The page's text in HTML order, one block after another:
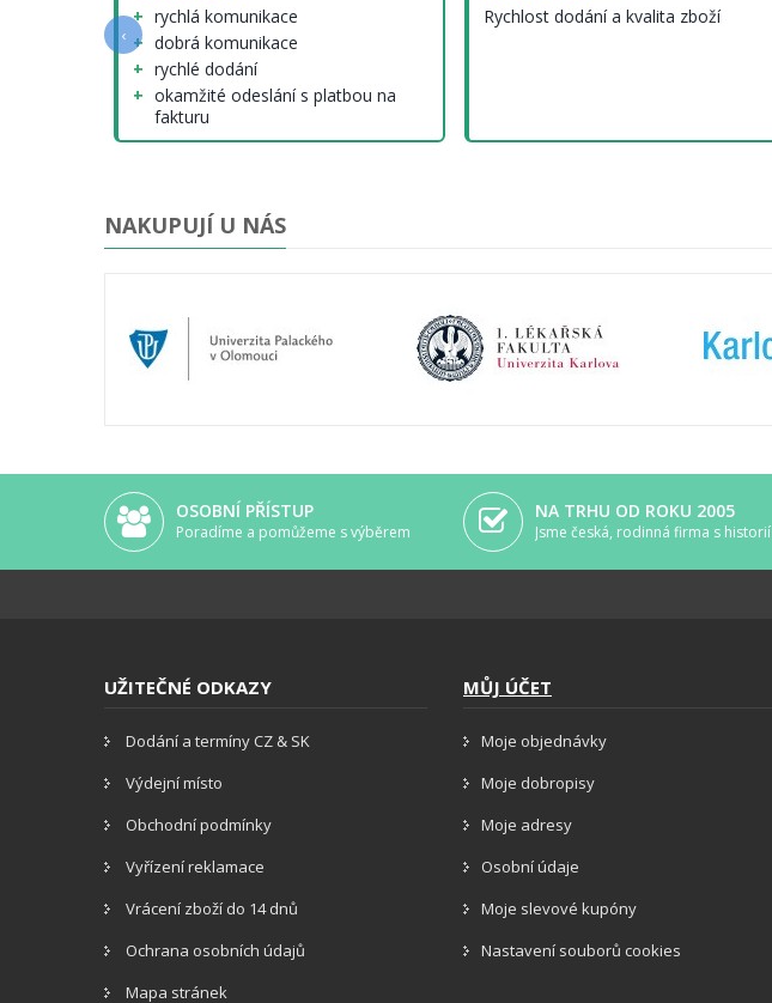
rychlá komunikace
dobrá komunikace
rychlé dodání
okamžité odeslání s platbou na
fakturu
nenalezl jsem (tedy krom cen
Rychlost dodání a kvalita zboží
‹
NAKUPUJÍ U NÁS
OSOBNÍ PŘÍSTUP
Poradíme a pomůžeme s výběrem
NA TRHU OD ROKU 2005
Jsme česká, rodinná firma s historií
UŽITEČNÉ ODKAZY
Dodání a termíny CZ & SK
Výdejní místo
Obchodní podmínky
Vyřízení reklamace
Vrácení zboží do 14 dnů
Ochrana osobních údajů
Mapa stránek
MŮJ ÚČET
Moje objednávky
Moje dobropisy
Moje adresy
Osobní údaje
Moje slevové kupóny
Nastavení souborů cookies